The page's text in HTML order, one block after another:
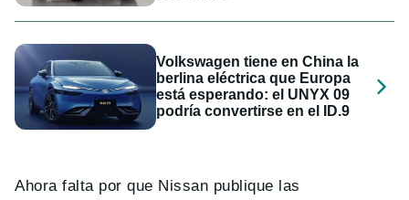
Volkswagen tiene en China la
berlina eléctrica que Europa
está esperando: el UNYX 09
podría convertirse en el ID.9
Ahora falta por que Nissan publique las